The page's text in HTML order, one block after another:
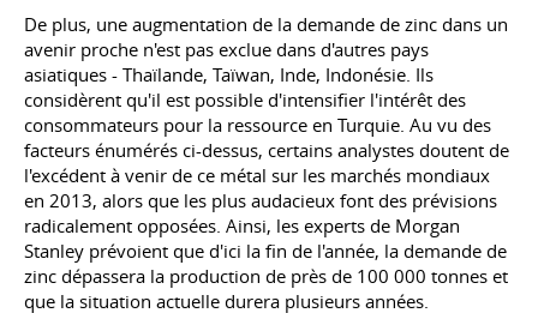
De plus, une augmentation de la demande de zinc dans un
avenir proche n'est pas exclue dans d'autres pays
asiatiques - Thaïlande, Taïwan, Inde, Indonésie. Ils
considèrent qu'il est possible d'intensifier l'intérêt des
consommateurs pour la ressource en Turquie. Au vu des
facteurs énumérés ci-dessus, certains analystes doutent de
l'excédent à venir de ce métal sur les marchés mondiaux
en 2013, alors que les plus audacieux font des prévisions
radicalement opposées. Ainsi, les experts de Morgan
Stanley prévoient que d'ici la fin de l'année, la demande de
zinc dépassera la production de près de 100 000 tonnes et
que la situation actuelle durera plusieurs années.